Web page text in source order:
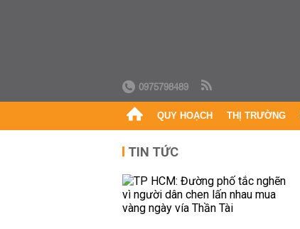
0975798489
QUY HOẠCH THỊ TRƯỜNG
TIN TỨC